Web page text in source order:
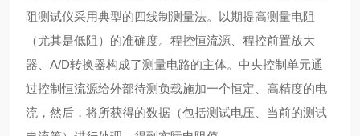
阻测试仪采用典型的四线制测量法。以期提高测量电阻
（尤其是低阻）的准确度。程控恒流源、程控前置放大
器、A/D转换器构成了测量电路的主体。中央控制单元通
过控制恒流源给外部待测负载施加一个恒定、高精度的电
流，然后，将所获得的数据（包括测试电压、当前的测试